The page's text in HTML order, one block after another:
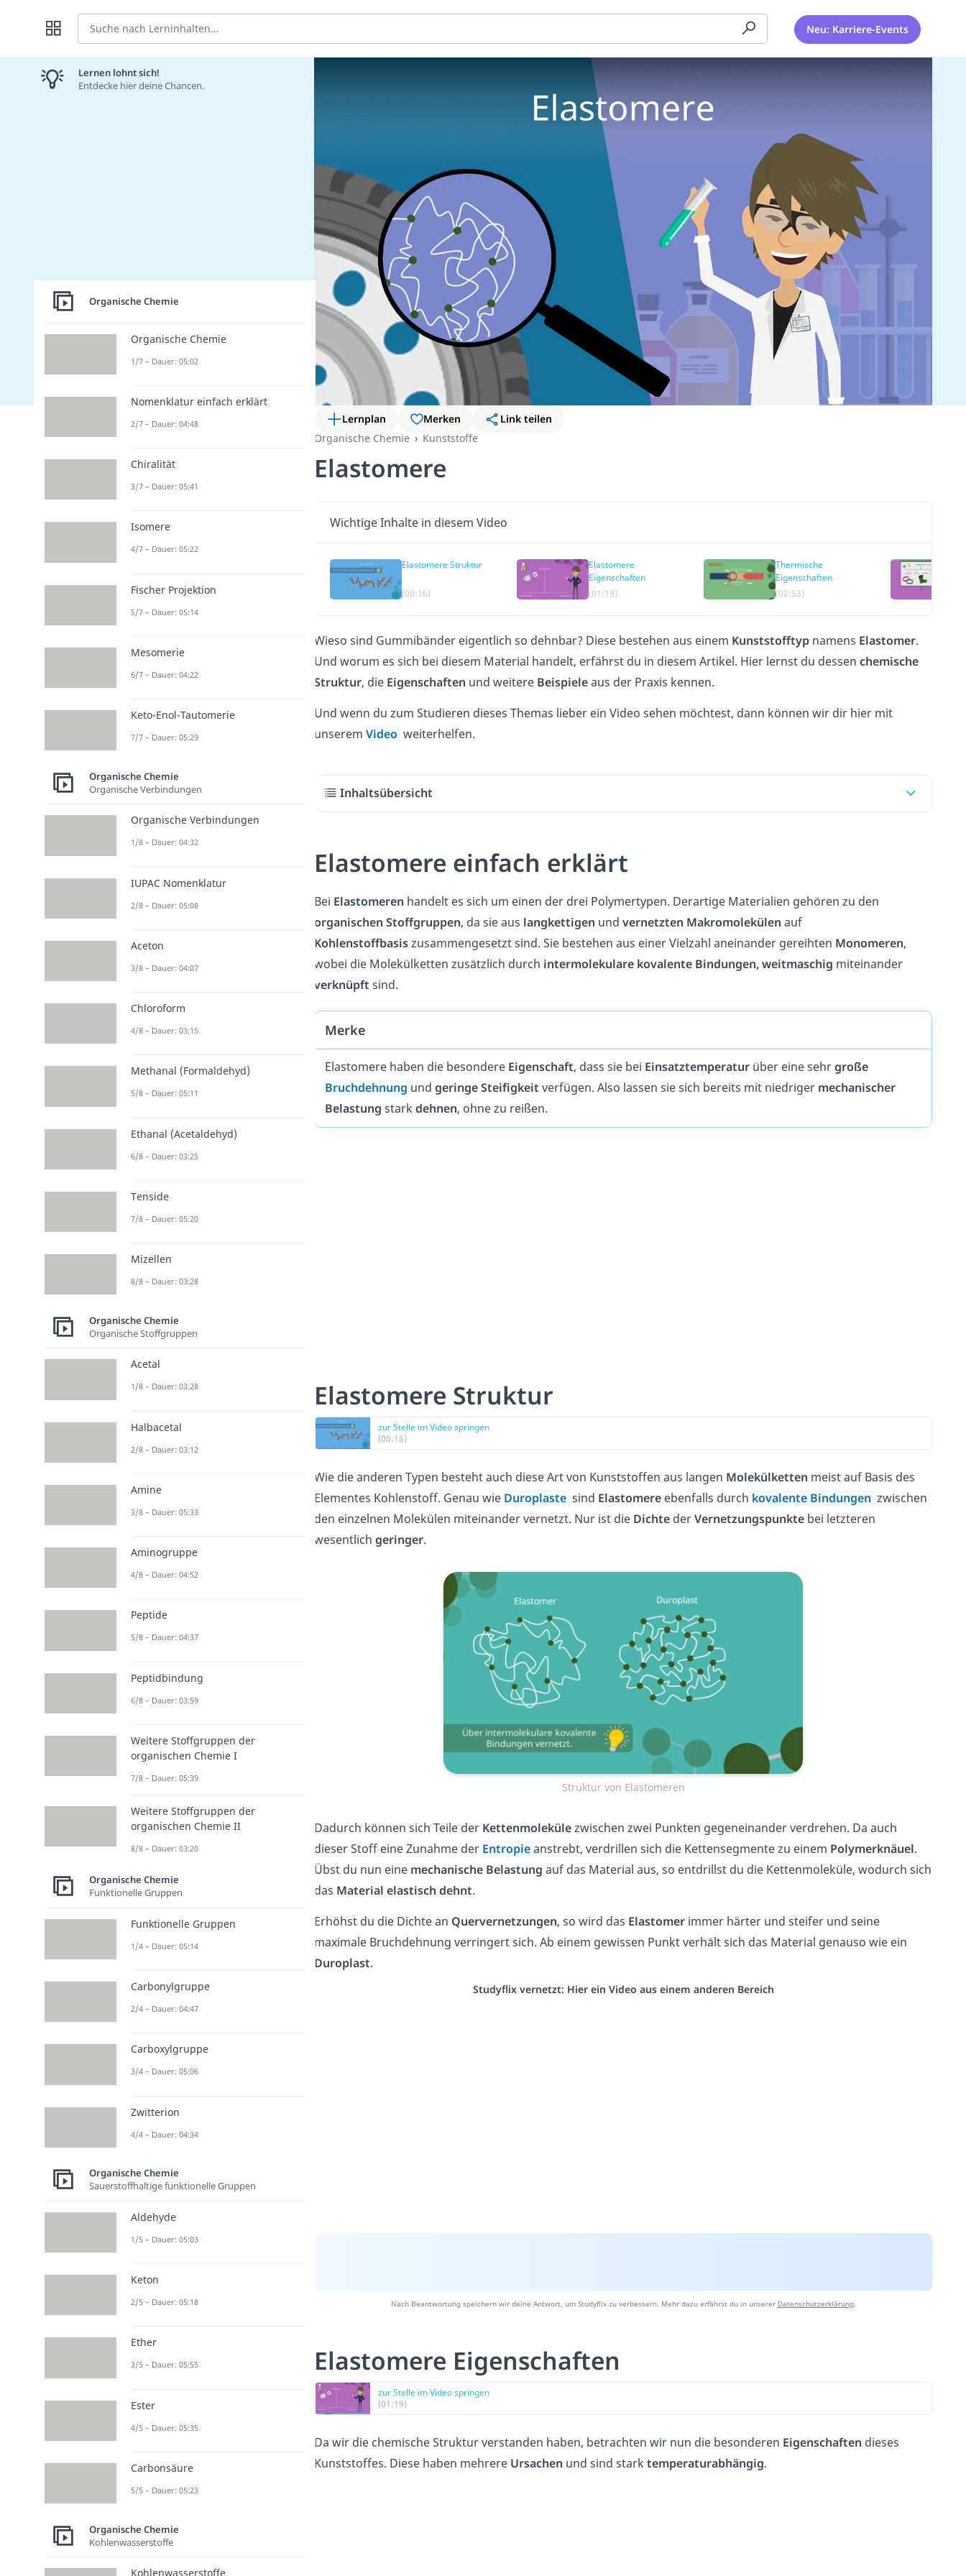
Suche Neu: Karriere-Events
Lernplan Merken
Link teilen
Organische Chemie
Kunststoffe
Elastomere
Wichtige Inhalte in diesem Video
Elastomere Struktur
(00:16)
Elastomere
Eigenschaften
(01:19)
Thermische
Eigenschaften
(02:53)
Wieso sind Gummibänder eigentlich so dehnbar? Diese bestehen aus einem Kunststofftyp namens Elastomer.
Und worum es sich bei diesem Material handelt, erfährst du in diesem Artikel. Hier lernst du dessen chemische
Struktur, die Eigenschaften und weitere Beispieleaus der Praxis kennen.
Und wenn du zum Studieren dieses Themas lieber ein Video sehen möchtest, dann können wir dir hier mit
unserem Video weiterhelfen.
Inhaltsübersicht
Elastomere einfach erklärt
Bei Elastomeren handelt es sich um einen der drei Polymertypen. Derartige Materialien gehören zu den
organischen Stoffgruppen, da sie aus langkettigen und vernetzten Makromolekülen auf
Kohlenstoffbasiszusammengesetzt sind. Sie bestehen aus einer Vielzahl aneinander gereihten Monomeren,
wobei die Molekülketten zusätzlich durch intermolekulare kovalente Bindungen,weitmaschig miteinander
verknüpft sind.
Merke
Elastomere haben die besondere Eigenschaft, dass sie bei Einsatztemperatur über eine sehrgroße
Bruchdehnung und geringeSteifigkeit verfügen. Also lassen sie sich bereits mit niedriger mechanischer
Belastung stark dehnen, ohne zu reißen.
Elastomere Struktur
zur Stelle im Video springen
(00:16)
Wie die anderen Typen besteht auch diese Art von Kunststoffen aus langen Molekülketten meist auf Basis des
Elementes Kohlenstoff. Genau wie Duroplaste sind Elastomere ebenfalls durch kovalente Bindungen zwischen
den einzelnen Molekülen miteinander vernetzt. Nur ist die Dichte derVernetzungspunkte bei letzteren
wesentlich geringer.
Struktur von Elastomeren
Dadurch können sich Teile der Kettenmolekülezwischen zwei Punkten gegeneinander verdrehen. Da auch
dieser Stoff eine Zunahme der Entropieanstrebt, verdrillen sich die Kettensegmente zu einem Polymerknäuel.
Übst du nun eine mechanische Belastung auf das Material aus, so entdrillst du die Kettenmoleküle, wodurch sich
das Material elastisch dehnt.
Erhöhst du die Dichte an Quervernetzungen, so wird das Elastomer immer härter und steifer und seine
maximale Bruchdehnung verringert sich. Ab einem gewissen Punkt verhält sich das Material genauso wie ein
Duroplast.
Studyflix vernetzt: Hier ein Video aus einem anderen Bereich
Nach Beantwortung speichern wir deine Antwort, um Studyflix zu verbessern. Mehr dazu erfährst du in unserer Datenschutzerklärung.
Elastomere Eigenschaften
zur Stelle im Video springen
(01:19)
Da wir die chemische Struktur verstanden haben, betrachten wir nun die besonderen Eigenschaften dieses
Kunststoffes. Diese haben mehrere Ursachen und sind stark temperaturabhängig.
Lernen lohnt sich!
Entdecke hier deine Chancen.
Organische Chemie
Organische Chemie
1/7 – Dauer: 05:02
Nomenklatur einfach erklärt
2/7 – Dauer: 04:48
Chiralität
3/7 – Dauer: 05:41
Isomere
4/7 – Dauer: 05:22
Fischer Projektion
5/7 – Dauer: 05:14
Mesomerie
6/7 – Dauer: 04:22
Keto-Enol-Tautomerie
7/7 – Dauer: 05:29
Organische Chemie
Organische Verbindungen
Organische Verbindungen
1/8 – Dauer: 04:32
IUPAC Nomenklatur
2/8 – Dauer: 05:08
Aceton
3/8 – Dauer: 04:07
Chloroform
4/8 – Dauer: 03:15
Methanal (Formaldehyd)
5/8 – Dauer: 05:11
Ethanal (Acetaldehyd)
6/8 – Dauer: 03:25
Tenside
7/8 – Dauer: 05:20
Mizellen
8/8 – Dauer: 03:28
Organische Chemie
Organische Stoffgruppen
Acetal
1/8 – Dauer: 03:28
Halbacetal
2/8 – Dauer: 03:12
Amine
3/8 – Dauer: 05:33
Aminogruppe
4/8 – Dauer: 04:52
Peptide
5/8 – Dauer: 04:37
Peptidbindung
6/8 – Dauer: 03:59
Weitere Stoffgruppen der
organischen Chemie I
7/8 – Dauer: 05:39
Weitere Stoffgruppen der
organischen Chemie II
8/8 – Dauer: 03:20
Organische Chemie
Funktionelle Gruppen
Funktionelle Gruppen
1/4 – Dauer: 05:14
Carbonylgruppe
2/4 – Dauer: 04:47
Carboxylgruppe
3/4 – Dauer: 05:06
Zwitterion
4/4 – Dauer: 04:34
Organische Chemie
Sauerstoffhaltige funktionelle Gruppen
Aldehyde
1/5 – Dauer: 05:03
Keton
2/5 – Dauer: 05:18
Ether
3/5 – Dauer: 05:55
Ester
4/5 – Dauer: 05:35
Carbonsäure
5/5 – Dauer: 05:23
Organische Chemie
Kohlenwasserstoffe
Kohlenwasserstoffe